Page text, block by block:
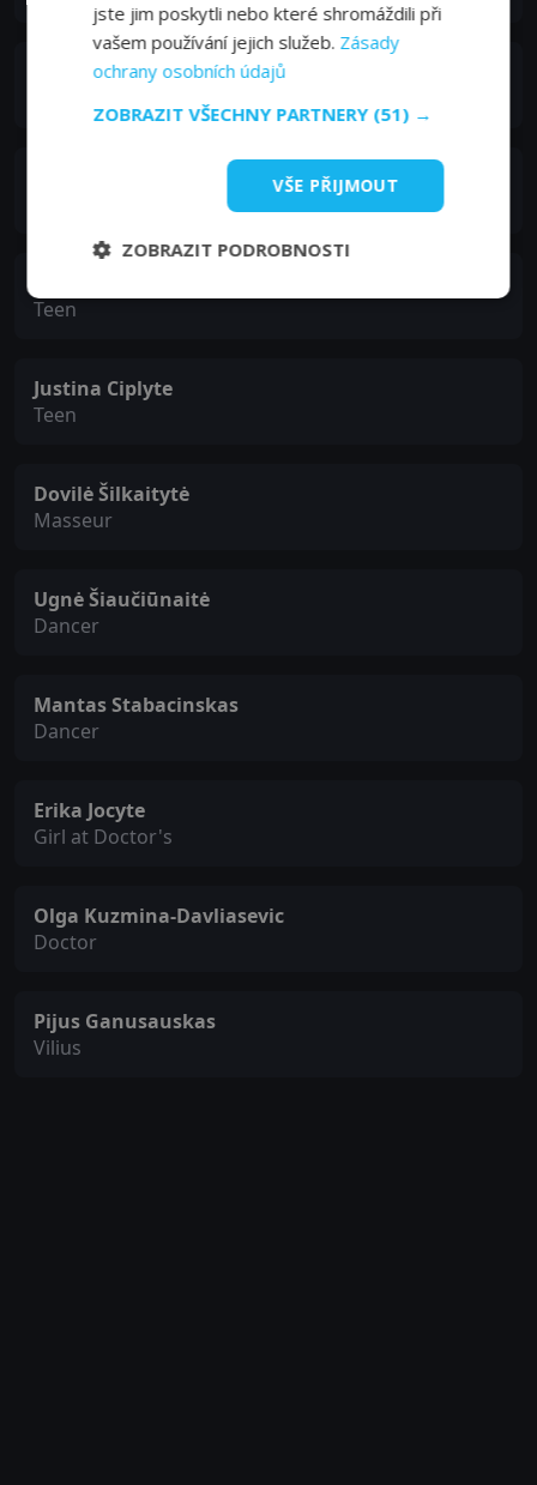
Vytenis Naujokas
Teen
Justina Ciplyte
Teen
Dovilė Šilkaitytė
Masseur
Ugnė Šiaučiūnaitė
Dancer
Mantas Stabacinskas
Dancer
Erika Jocyte
Girl at Doctor's
Olga Kuzmina-Davliasevic
Doctor
Pijus Ganusauskas
Vilius
jste jim poskytli nebo které shromáždili při
vašem používání jejich služeb. Zásady
ochrany osobních údajů
ZOBRAZIT VŠECHNY PARTNERY (51) →
VŠE PŘIJMOUT
ZOBRAZIT PODROBNOSTI